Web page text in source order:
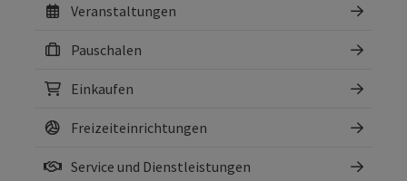
Veranstaltungen
Pauschalen
Einkaufen
Freizeiteinrichtungen
Service und Dienstleistungen